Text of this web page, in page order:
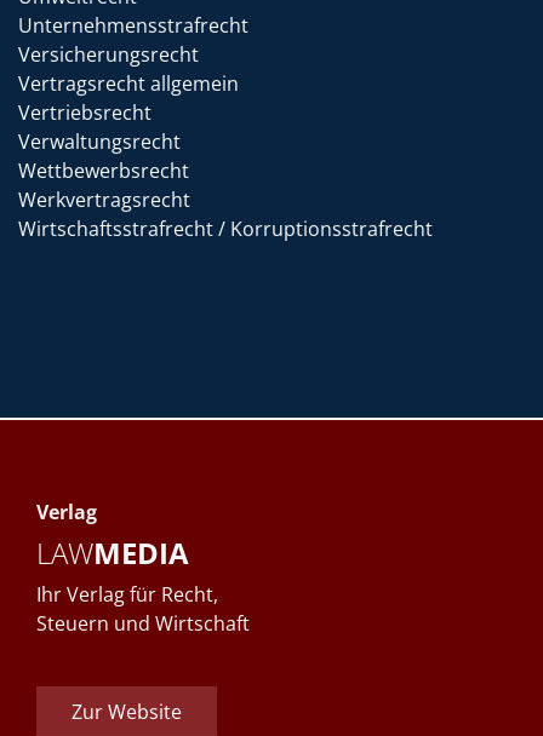
Unternehmensstrafrecht
Versicherungsrecht
Vertragsrecht allgemein
Vertriebsrecht
Verwaltungsrecht
Wettbewerbsrecht
Werkvertragsrecht
Wirtschaftsstrafrecht / Korruptionsstrafrecht
Verlag
LAWMEDIA
Ihr Verlag für Recht,
Steuern und Wirtschaft
Zur Website